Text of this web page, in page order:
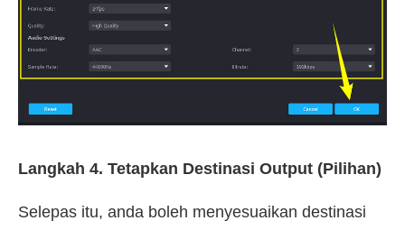
Langkah 4. Tetapkan Destinasi Output (Pilihan)
Selepas itu, anda boleh menyesuaikan destinasi